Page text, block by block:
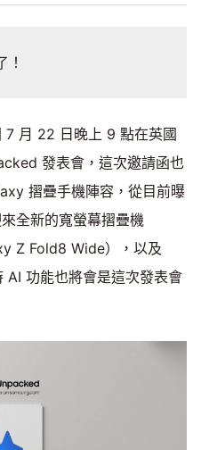
！
7 月 22 日晚上 9 點在英國
發表會，這次邀請函也
摺疊手機陣容，從目前曝
全新的寬螢幕摺疊機
Z Fold8 Wide），以及
功能也將會是這次發表會